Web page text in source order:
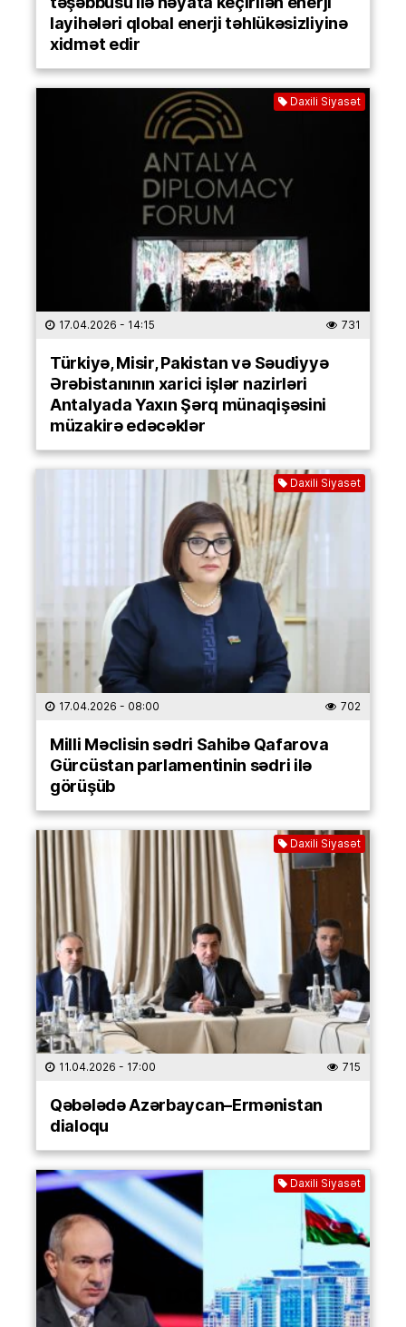
layihələri qlobal enerji təhlükəsizliyinə
xidmət edir
Daxili Siyasət
17.04.2026 - 14:15 731
Türkiyə, Misir, Pakistan və Səudiyyə
Ərəbistanının xarici işlər nazirləri
Antalyada Yaxın Şərq münaqişəsini
müzakirə edəcəklər
Daxili Siyasət
17.04.2026 - 08:00 702
Milli Məclisin sədri Sahibə Qafarova
Gürcüstan parlamentinin sədri ilə
görüşüb
Daxili Siyasət
11.04.2026 - 17:00 715
Qəbələdə Azərbaycan–Ermənistan
dialoqu
Daxili Siyasət